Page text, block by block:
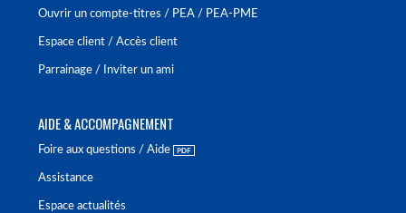
Ouvrir un compte-titres / PEA / PEA-PME
Espace client / Accès client
Parrainage / Inviter un ami
AIDE & ACCOMPAGNEMENT
Foire aux questions / Aide
Assistance
Espace actualités